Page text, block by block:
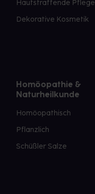
Hautstraffende Pflege
Dekorative Kosmetik
Homöopathie &
Naturheilkunde
Homöopathisch
Pflanzlich
Schüßler Salze